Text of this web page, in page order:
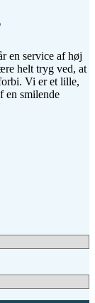
en service af høj
helt tryg ved, at
Vi er et lille,
en smilende